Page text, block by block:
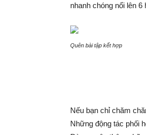
nhanh chóng nổi lên
Quên bài tập kết hợp
Nếu bạn chỉ chăm
Những động tác phối